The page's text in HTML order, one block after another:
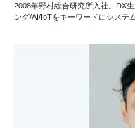
2008年野村総合研究所入社。DX
ング/AI/IoTをキーワードにシステ